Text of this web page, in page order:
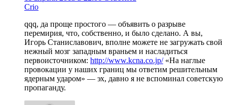
Crio
qqq, да проще простого — объявить о разрыве
перемирия, что, собственно, и было сделано. А вы,
Игорь Станиславович, вполне можете не загружать свой
нежный мозг западным враньем и насладиться
первоисточником: http://www.kcna.co.jp/«На наглые
провокации у наших границ мы ответим решительным
ядерным ударом» — эх, давно я не вспоминал советскую
пропаганду.